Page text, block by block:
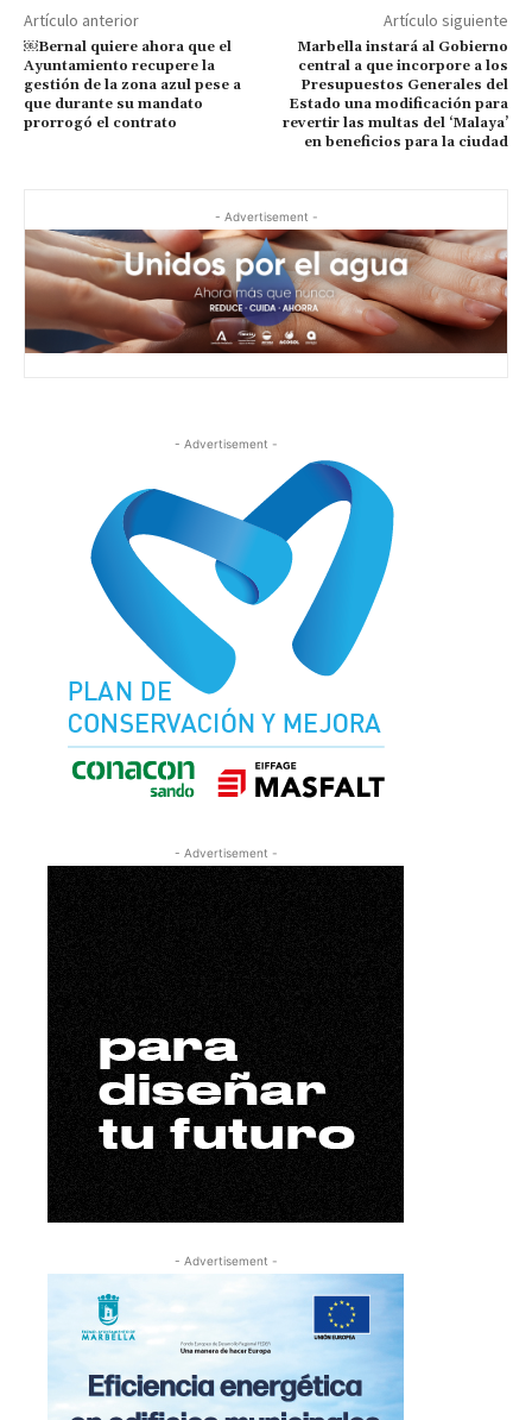
Artículo anterior
￼Bernal quiere ahora que el
Ayuntamiento recupere la
gestión de la zona azul pese a
que durante su mandato
prorrogó el contrato
Artículo siguiente
Marbella instará al Gobierno
central a que incorpore a los
Presupuestos Generales del
Estado una modificación para
revertir las multas del ‘Malaya’
en beneficios para la ciudad
- Advertisement -
- Advertisement -
- Advertisement -
- Advertisement -